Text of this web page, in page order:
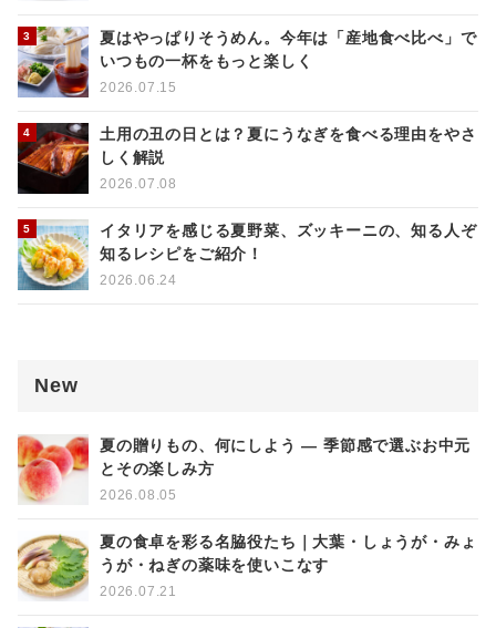
夏はやっぱりそうめん。今年は「産地食べ比べ」で
いつもの一杯をもっと楽しく
2026.07.15
土用の丑の日とは？夏にうなぎを食べる理由をやさ
しく解説
2026.07.08
イタリアを感じる夏野菜、ズッキーニの、知る人ぞ
知るレシピをご紹介！
2026.06.24
New
夏の贈りもの、何にしよう ― 季節感で選ぶお中元
とその楽しみ方
2026.08.05
夏の食卓を彩る名脇役たち｜大葉・しょうが・みょ
うが・ねぎの薬味を使いこなす
2026.07.21